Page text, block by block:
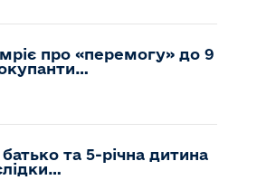
про «перемогу» до 9
та 5-річна дитина